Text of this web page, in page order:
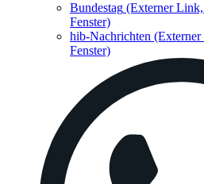
Bundestag (Externer
Fenster)
hib-Nachrichten
Fenster)